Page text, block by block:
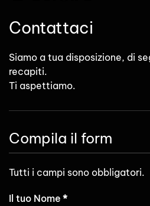
Contattaci
Siamo a tua disposizione, di
recapiti.
Ti aspettiamo.
Compila il form
Tutti i campi sono obbligatori.
Il tuo Nome *